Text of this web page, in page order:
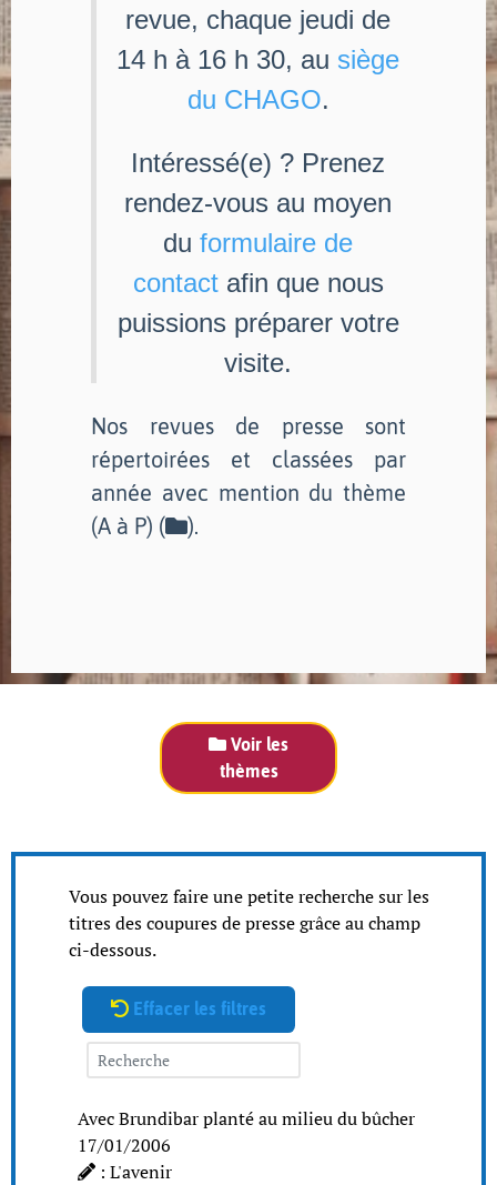
revue, chaque jeudi de
14 h à 16 h 30, au siège
du CHAGO.
Intéressé(e) ? Prenez
rendez-vous au moyen
du formulaire de
contactafin que nous
puissions préparer votre
visite.
Nos revues de presse sont
répertoirées et classées par
année avec mention du thème
(A à P) (
).
Voir les
thèmes
Vous pouvez faire une petite recherche sur les
titres des coupures de presse grâce au champ
ci-dessous.
Effacer les filtres
Avec Brundibar planté au milieu du bûcher
17/01/2006
: L'avenir